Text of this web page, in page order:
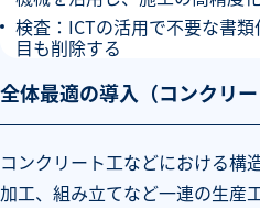
検査：ICTの活用で不要な書
目も削除する
全体最適の導入（コンクリ
コンクリート工などにおける構
加工、組み立てなど一連の生産